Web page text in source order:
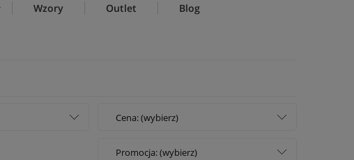
Wzory Outlet Blog
Cena: (wybierz)
Promocja: (wybierz)